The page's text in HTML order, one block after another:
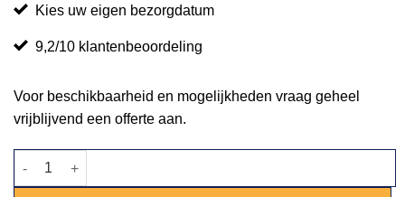
Kies uw eigen bezorgdatum
9,2/10 klantenbeoordeling
Voor beschikbaarheid en mogelijkheden vraag geheel
vrijblijvend een offerte aan.
Aluhal "Sfeer" 10 x 25 meter aantal